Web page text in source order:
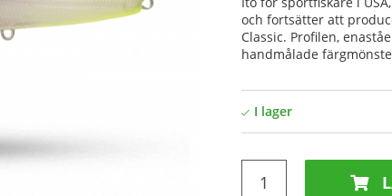
och fortsätter att
Classic. Profilen,
handmålade